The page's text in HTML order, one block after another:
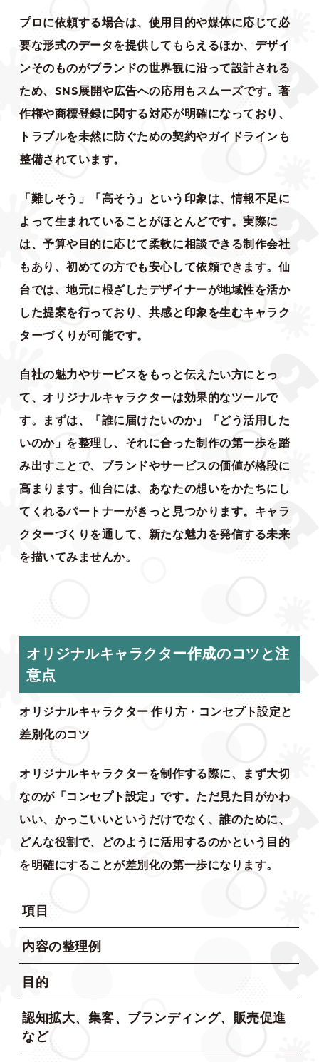
プロに依頼する場合は、使用目的や媒体に応じて必
要な形式のデータを提供してもらえるほか、デザイ
ンそのものがブランドの世界観に沿って設計される
ため、SNS展開や広告への応用もスムーズです。著
作権や商標登録に関する対応が明確になっており、
トラブルを未然に防ぐための契約やガイドラインも
整備されています。
「難しそう」「高そう」という印象は、情報不足に
よって生まれていることがほとんどです。実際に
は、予算や目的に応じて柔軟に相談できる制作会社
もあり、初めての方でも安心して依頼できます。仙
台では、地元に根ざしたデザイナーが地域性を活か
した提案を行っており、共感と印象を生むキャラク
ターづくりが可能です。
自社の魅力やサービスをもっと伝えたい方にとっ
て、オリジナルキャラクターは効果的なツールで
す。まずは、「誰に届けたいのか」「どう活用した
いのか」を整理し、それに合った制作の第一歩を踏
み出すことで、ブランドやサービスの価値が格段に
高まります。仙台には、あなたの想いをかたちにし
てくれるパートナーがきっと見つかります。キャラ
クターづくりを通して、新たな魅力を発信する未来
を描いてみませんか。
オリジナルキャラクター作成のコツと注
意点
オリジナルキャラクター 作り方・コンセプト設定と
差別化のコツ
オリジナルキャラクターを制作する際に、まず大切
なのが「コンセプト設定」です。ただ見た目がかわ
いい、かっこいいというだけでなく、誰のために、
どんな役割で、どのように活用するのかという目的
を明確にすることが差別化の第一歩になります。
項目
内容の整理例
目的
認知拡大、集客、ブランディング、販売促進
など